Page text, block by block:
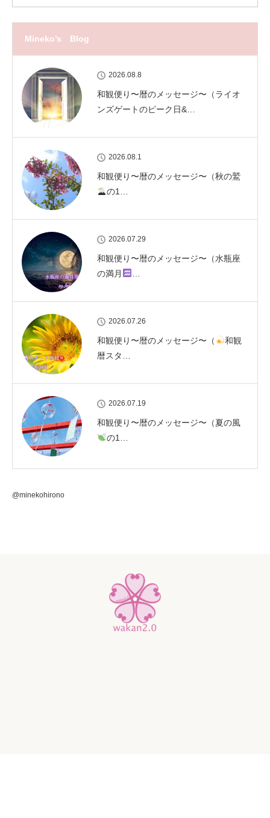
Mineko’s Blog
2026.08.8
和観便り〜暦のメッセージ〜（ライオ
ンズゲートのピーク日&…
2026.08.1
和観便り〜暦のメッセージ〜（秋の鷲
の1…
2026.07.29
和観便り〜暦のメッセージ〜（水瓶座
の満月
2026.07.26
和観便り〜暦のメッセージ〜（
和観
暦スタ…
2026.07.19
和観便り〜暦のメッセージ〜（夏の風
の1…
@minekohirono